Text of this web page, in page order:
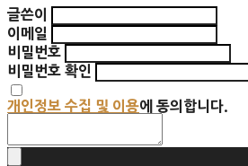
글쓴이
이메일
비밀번호
비밀번호 확인
개인정보 수집 및 이용에 동의합니다.